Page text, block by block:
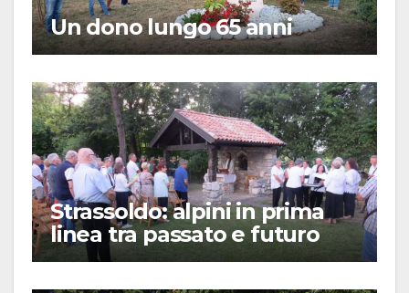
Un dono lungo 65 anni
Strassoldo: alpini in prima
linea tra passato e futuro